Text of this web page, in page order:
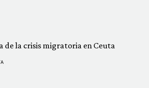
de la crisis migratoria en Ceuta